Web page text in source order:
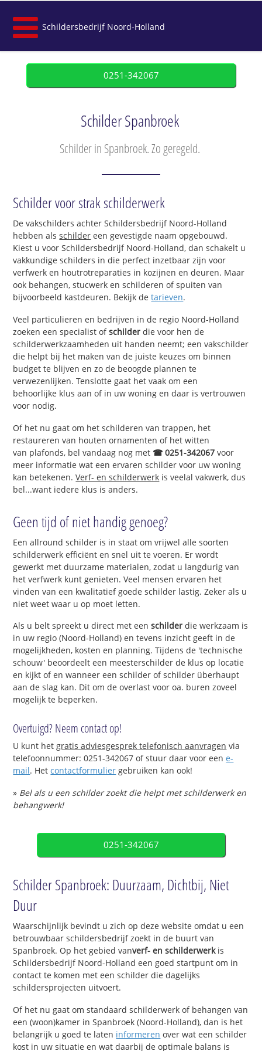
Schildersbedrijf Noord-Holland
0251-342067
Schilder Spanbroek
Schilder in Spanbroek. Zo geregeld.
Schilder voor strak schilderwerk
De vakschilders achter Schildersbedrijf Noord-Holland
hebben alsschilder een gevestigde naam opgebouwd.
Kiest u voor Schildersbedrijf Noord-Holland, dan schakelt u
vakkundige schilders in die perfect inzetbaar zijn voor
verfwerk en houtrotreparaties in kozijnen en deuren. Maar
ook behangen, stucwerk en schilderen of spuiten van
bijvoorbeeld kastdeuren. Bekijk detarieven.
Veel particulieren en bedrijven in de regio Noord-Holland
zoeken een specialist ofschilder die voor hen de
schilderwerkzaamheden uit handen neemt; een vakschilder
die helpt bij het maken van de juiste keuzes om binnen
budget te blijven en zo de beoogde plannen te
verwezenlijken. Tenslotte gaat het vaak om een
behoorlijke klus aan of in uw woning en daar is vertrouwen
voor nodig.
Of het nu gaat om het schilderen van trappen, het
restaureren van houten ornamenten of het witten
van plafonds, bel vandaag nog met ☎ 0251-342067 voor
meer informatie wat een ervaren schilder voor uw woning
kan betekenen.Verf- en schilderwerk is veelal vakwerk, dus
bel...want iedere klus is anders.
Geen tijd of niet handig genoeg?
Een allround schilder is in staat om vrijwel alle soorten
schilderwerk efficiënt en snel uit te voeren. Er wordt
gewerkt met duurzame materialen, zodat u langdurig van
het verfwerk kunt genieten. Veel mensen ervaren het
vinden van een kwalitatief goede schilder lastig. Zeker als u
niet weet waar u op moet letten.
Als u belt spreekt u direct met eenschilder die werkzaam is
in uw regio (Noord-Holland) en tevens inzicht geeft in de
mogelijkheden, kosten en planning. Tijdens de 'technische
schouw' beoordeelt een meesterschilder de klus op locatie
en kijkt of en wanneer een schilder of schilder überhaupt
aan de slag kan. Dit om de overlast voor oa. buren zoveel
mogelijk te beperken.
Overtuigd? Neem contact op!
U kunt hetgratis adviesgesprek telefonisch aanvragen via
telefoonnummer: 0251-342067 of stuur daar voor eene-
mail. Hetcontactformulier gebruiken kan ook!
» Bel als u een schilder zoekt die helpt met schilderwerk en
behangwerk!
0251-342067
Schilder Spanbroek: Duurzaam, Dichtbij, Niet
Duur
Waarschijnlijk bevindt u zich op deze website omdat u een
betrouwbaar schildersbedrijf zoekt in de buurt van
Spanbroek. Op het gebied vanverf- en schilderwerkis
Schildersbedrijf Noord-Holland een goed startpunt om in
contact te komen met een schilder die dagelijks
schildersprojecten uitvoert.
Of het nu gaat om standaard schilderwerk of behangen van
een (woon)kamer in Spanbroek (Noord-Holland), dan is het
belangrijk u goed te laten informeren over wat een schilder
kost in uw situatie en wat daarbij de optimale balans is